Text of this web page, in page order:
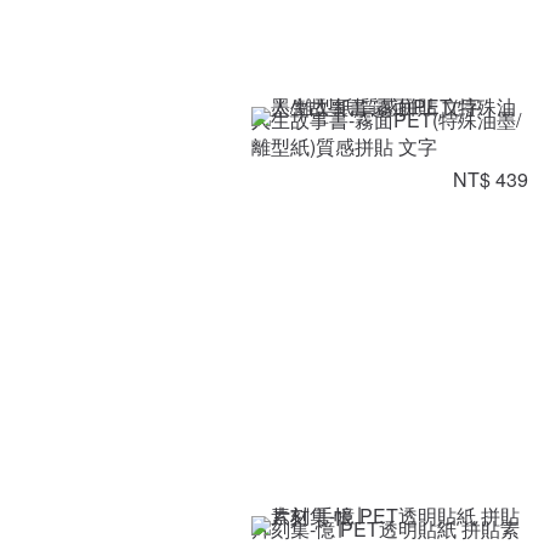
人生故事書-霧面PET(特殊油墨/
離型紙)質感拼貼 文字
NT$ 439
片刻集-憶∣PET透明貼紙 拼貼素